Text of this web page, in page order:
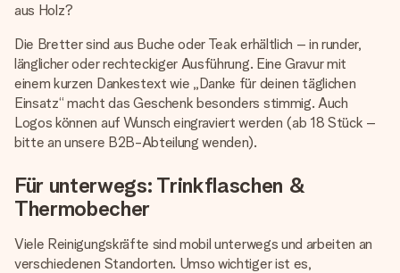
aus Holz?
Die Bretter sind aus Buche oder Teak erhältlich – in runder,
länglicher oder rechteckiger Ausführung. Eine Gravur mit
einem kurzen Dankestext wie „Danke für deinen täglichen
Einsatz“ macht das Geschenk besonders stimmig. Auch
Logos können auf Wunsch eingraviert werden (ab 18 Stück –
bitte an unsere B2B-Abteilung wenden).
Für unterwegs: Trinkflaschen &
Thermobecher
Viele Reinigungskräfte sind mobil unterwegs und arbeiten an
verschiedenen Standorten. Umso wichtiger ist es,